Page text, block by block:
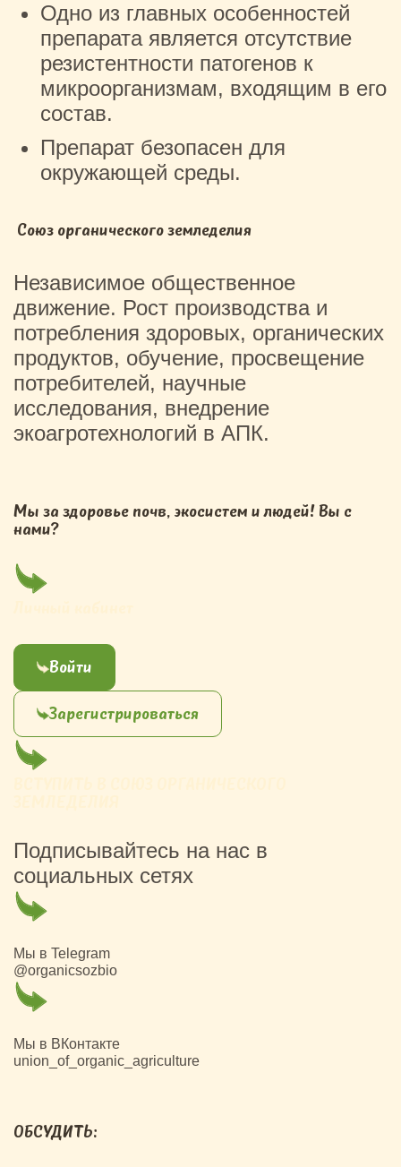
Одно из главных особенностей
препарата является отсутствие
резистентности патогенов к
микроорганизмам, входящим в его
состав.
Препарат безопасен для
окружающей среды.
Союз органического земледелия
Независимое общественное
движение. Рост производства и
потребления здоровых, органических
продуктов, обучение, просвещение
потребителей, научные
исследования, внедрение
экоагротехнологий в АПК.
Мы за здоровье почв, экосистем и людей! Вы с
нами?
Войти
Зарегистрироваться
Подписывайтесь на нас в
социальных сетях
Мы в Telegram
@organicsozbio
Мы в ВКонтакте
union_of_organic_agriculture
ОБСУДИТЬ: